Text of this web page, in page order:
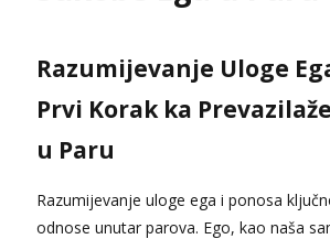
Tel:064/677-677 - Kod: #136
tel:0,93€ - mob:1,12€ min
Obavijesti me kada se
064/677-677
- Kod: #69
tel:0,93€ - mob:1,12€ min
Razumijevanje Uloge
Prvi Korak ka
u Paru
Razumijevanje uloge ega i ponosa
odnose unutar parova. Ego, kao naša